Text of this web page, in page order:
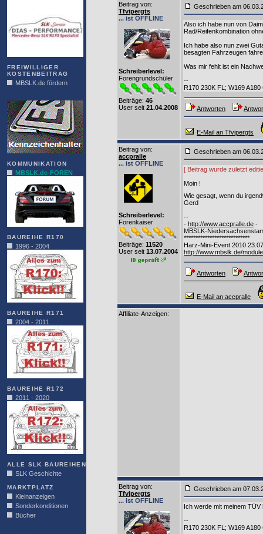
FREIWILLIGER
KOSTENBEITRAG
MBSLK.de fördern
KOMMUNIKATION
MBSLK.de-FOREN
BAUREIHE R170
1996 - 2004
BAUREIHE R171
2004 - 2011
BAUREIHE R172
2011 - 2020
ALLE SLK BAUREIHEN
SLK Geschichte
MARKTPLATZ
Kleinanzeigen
Sonderkonditionen
Bücher
Beitrag von:
Tfvipergts
... ist OFFLINE
Schreiberlevel:
Forengrundschüler
Beiträge: 46
User seit 21.04.2008
Geschrieben am
Also ich habe nun von
Rad/Reifenkombination
Ich habe also nun zwei
besagten Fahrzeugen
Was mir fehlt ist ein
--
R170 230K FL; W169 A180
Antworten
E-Mail an Tfvipergts
Beitrag von:
accpralle
... ist OFFLINE
Schreiberlevel:
Forenkaiser
Beiträge: 11520
User seit 13.07.2004
Geschrieben am
[ Beitrag wurde zuletzt
Moin !
Wie gesagt, wenn du
Gerd
--
- http://www.accpralle.de -
MBSLK-
****************************
Harz-Mini-Event 2010
http://www.mbslk.de/
Antworten
E-Mail an accpralle
Affiliate-Anzeigen:
Beitrag von:
Tfvipergts
... ist OFFLINE
Geschrieben am
Ich werde mit meinem
--
R170 230K FL; W169 A180